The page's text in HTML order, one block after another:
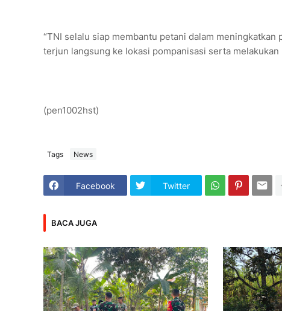
“TNI selalu siap membantu petani dalam
terjun langsung ke lokasi pompanisasi serta
(pen1002hst)
Tags News
Facebook Twitter
BACA JUGA